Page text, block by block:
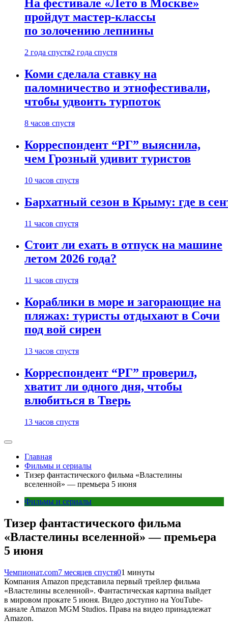
На фестивале «Лето в Москве»
пройдут мастер-классы
по золочению лепнины
2 года спустя2 года спустя
Коми сделала ставку на
паломничество и этнофестивали,
чтобы удвоить турпоток
8 часов спустя
Корреспондент “РГ” выяснила,
чем Грозный удивит туристов
10 часов спустя
Бархатный сезон в Крыму: где в
11 часов спустя
Стоит ли ехать в отпуск на машине
летом 2026 года?
11 часов спустя
Кораблики в море и загорающие на
пляжах: туристы отдыхают в Сочи
под вой сирен
13 часов спустя
Корреспондент “РГ” проверил,
хватит ли одного дня, чтобы
влюбиться в Тверь
13 часов спустя
Главная
Фильмы и сериалы
Тизер фантастического фильма «Властелины
вселенной» — премьера 5 июня
Фильмы и сериалы
Тизер фантастического фильма
«Властелины вселенной» — премьера
5 июня
Чемпионат.com7 месяцев спустя01 минуты
Компания Amazon представила первый трейлер фильма
«Властелины вселенной». Фантастическая картина выйдет
в мировом прокате 5 июня. Видео доступно на YouTube-
канале Amazon MGM Studios. Права на видео принадлежат
Amazon.